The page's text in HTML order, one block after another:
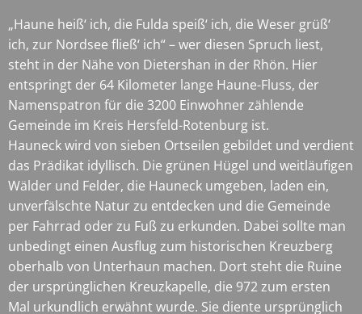
„Haune heiß‘ ich, die Fulda speiß‘ ich, die Weser grüß‘
ich, zur Nordsee fließ‘ ich“ – wer diesen Spruch liest,
steht in der Nähe von Dietershan in der Rhön. Hier
entspringt der 64 Kilometer lange Haune-Fluss, der
Namenspatron für die 3200 Einwohner zählende
Gemeinde im Kreis Hersfeld-Rotenburg ist.
Hauneck wird von sieben Ortseilen gebildet und verdient
das Prädikat idyllisch. Die grünen Hügel und weitläufigen
Wälder und Felder, die Hauneck umgeben, laden ein,
unverfälschte Natur zu entdecken und die Gemeinde
per Fahrrad oder zu Fuß zu erkunden. Dabei sollte man
unbedingt einen Ausflug zum historischen Kreuzberg
oberhalb von Unterhaun machen. Dort steht die Ruine
der ursprünglichen Kreuzkapelle, die 972 zum ersten
Mal urkundlich erwähnt wurde. Sie diente ursprünglich